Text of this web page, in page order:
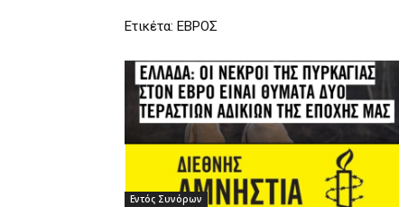
Ετικέτα: ΕΒΡΟΣ
Εντός Συνόρων